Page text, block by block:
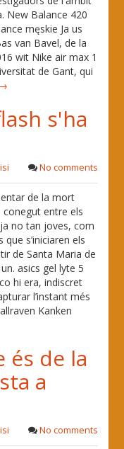
New Balance 420
męskie Ja us
van Bavel, de la
wit Nike air max 1
de Gant, qui
s'ha
No comments
de la mort
entre els
no tan joves, com
s’iniciaren els
de Santa Maria de
asics gel lyte 5
hi era, indiscret
l’instant més
Kanken
és de la
a
No comments